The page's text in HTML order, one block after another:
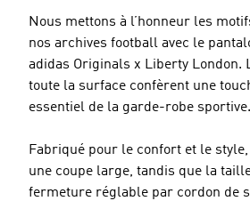
Nous mettons à l’honneur les
nos archives football avec le
adidas Originals x Liberty London.
toute la surface confèrent une
essentiel de la garde-robe sportive.
Fabriqué pour le confort et le
une coupe large, tandis que la
fermeture réglable par cordon de